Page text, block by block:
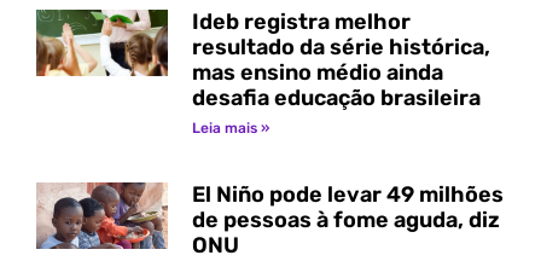
Ideb registra melhor
resultado da série histórica,
mas ensino médio ainda
desafia educação brasileira
Leia mais »
El Niño pode levar 49 milhões
de pessoas à fome aguda, diz
ONU